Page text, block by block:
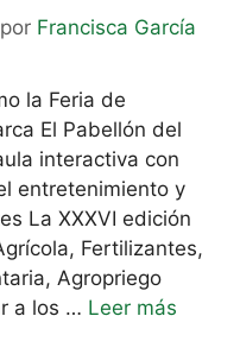
por Francisca García
la Feria de
El Pabellón del
interactiva con
entretenimiento y
La XXXVI edición
Fertilizantes,
Agropriego
a los … Leer más